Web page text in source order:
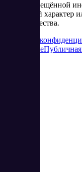
Часть размещённой
рекламный характер
сотрудничества.
Политика
соглашениеПубличная